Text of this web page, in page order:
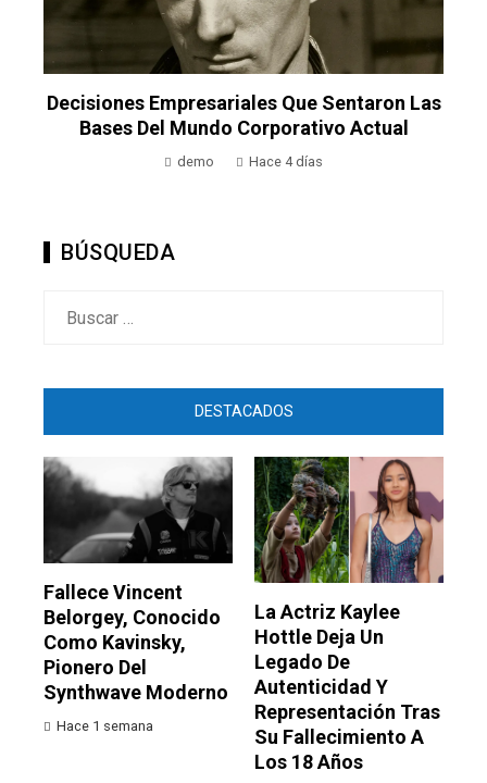
Decisiones Empresariales Que Sentaron Las
Bases Del Mundo Corporativo Actual
demo Hace 4 días
BÚSQUEDA
DESTACADOS
Fallece Vincent
Belorgey, Conocido
Como Kavinsky,
Pionero Del
Synthwave Moderno
Hace 1 semana
La Actriz Kaylee
Hottle Deja Un
Legado De
Autenticidad Y
Representación Tras
Su Fallecimiento A
Los 18 Años